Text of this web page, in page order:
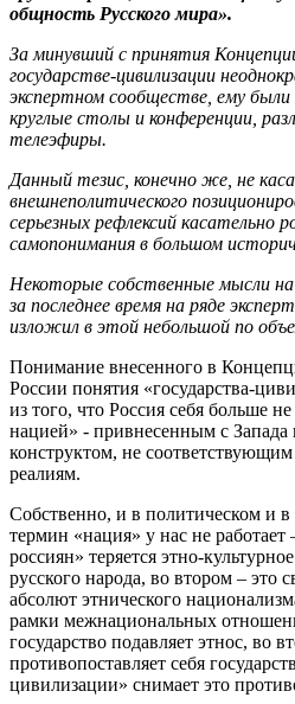
общность Русского мира».
За минувший с принятия
государстве-цивилизации
экспертном сообществе, ему
круглые столы и конференции,
телеэфиры.
Данный тезис, конечно же, не
внешнеполитического
серьезных рефлексий касательно
самопонимания в большом
Некоторые собственные мысли
за последнее время на ряде
изложил в этой небольшой по
Понимание внесенного в
России понятия «государства-
из того, что Россия себя больше
нацией» - привнесенным с Запада
конструктом, не
реалиям.
Собственно, и в политическом и в
термин «нация» у нас не
россиян» теряется этно-
русского народа, во втором – это
абсолют этнического
рамки межнациональных
государство подавляет этнос, во
противопоставляет себя
цивилизации» снимает это